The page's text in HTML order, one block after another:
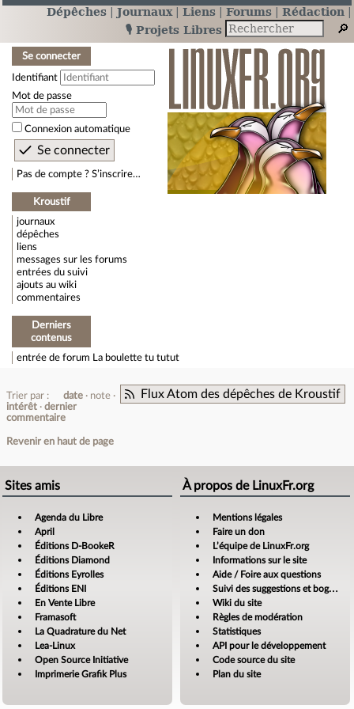
Dépêches Journaux Liens Forums
Rédaction
🎙️ Projets Libres
Se connecter
Identifiant
Mot de passe
Connexion automatique
Pas de compte ? S’inscrire…
Kroustif
journaux
dépêches
liens
messages sur les forums
entrées du suivi
ajouts au wiki
commentaires
Derniers
contenus
entrée de forum La boulette tu tutut
Flux Atom des dépêches de Kroustif
Trier par : date
note
intérêt
dernier
commentaire
Revenir en haut de page
Sites amis
Agenda du Libre
April
Éditions D-BookeR
Éditions Diamond
Éditions Eyrolles
Éditions ENI
En Vente Libre
Framasoft
La Quadrature du Net
Lea-Linux
Open Source Initiative
Imprimerie Grafik Plus
À propos de LinuxFr.org
Mentions légales
Faire un don
L’équipe de LinuxFr.org
Informations sur le site
Aide / Foire aux questions
Suivi des suggestions et bogues
Wiki du site
Règles de modération
Statistiques
API pour le développement
Code source du site
Plan du site